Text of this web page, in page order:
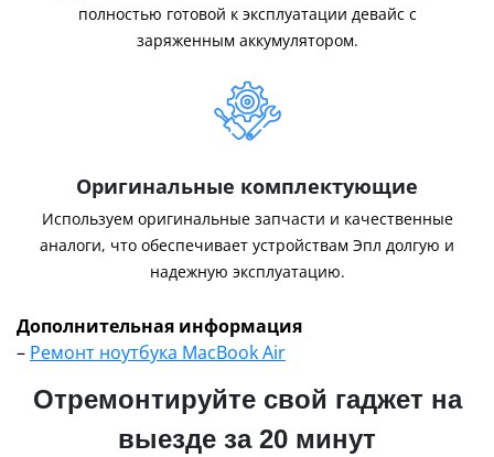
полностью готовой к эксплуатации девайс с
заряженным аккумулятором.
Оригинальные комплектующие
Используем оригинальные запчасти и качественные
аналоги, что обеспечивает устройствам Эпл долгую и
надежную эксплуатацию.
Дополнительная информация
– Ремонт ноутбука MacBook Air
Отремонтируйте свой гаджет на
выезде за 20 минут